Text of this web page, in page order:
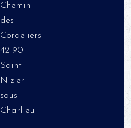
Chemin
des
Cordeliers
42190
Saint-
Nizier-
sous-
Charlieu